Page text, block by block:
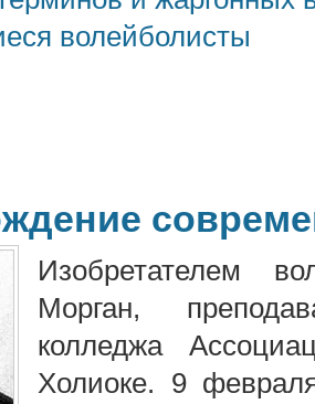
волейболисты
Изобретателем
Морган,
колледжа
Холиоке. 9